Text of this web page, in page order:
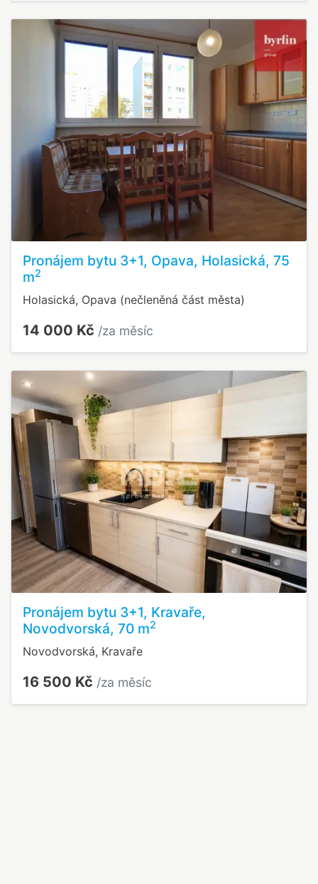
Pronájem bytu 3+1, Opava, Holasická, 75
m2
Holasická, Opava (nečleněná část města)
14 000 Kč /za měsíc
Pronájem bytu 3+1, Kravaře,
Novodvorská, 70 m2
Novodvorská, Kravaře
16 500 Kč /za měsíc